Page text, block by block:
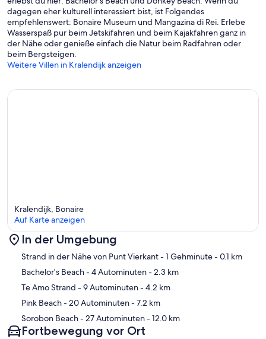
dagegen eher kulturell interessiert bist, ist Folgendes
empfehlenswert: Bonaire Museum und Mangazina di Rei. Erlebe
Wasserspaß pur beim Jetskifahren und beim Kajakfahren ganz in
der Nähe oder genieße einfach die Natur beim Radfahren oder
beim Bergsteigen.
Weitere Villen in Kralendijk anzeigen
Karte
Kralendijk, Bonaire
Auf Karte anzeigen
In der Umgebung
Strand in der Nähe von Punt Vierkant- 1 Gehminute- 0.1 km
Bachelor's Beach- 4 Autominuten- 2.3 km
Te Amo Strand - 9 Autominuten- 4.2 km
Pink Beach- 20 Autominuten- 7.2 km
Sorobon Beach- 27 Autominuten- 12.0 km
Fortbewegung vor Ort